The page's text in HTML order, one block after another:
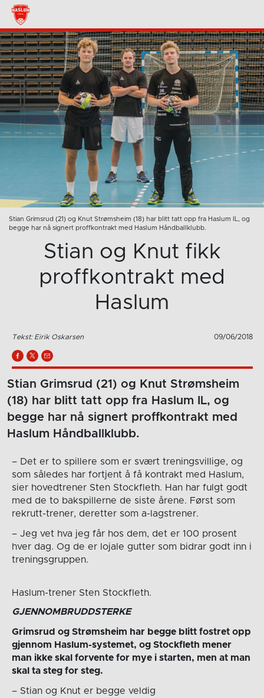
Stian Grimsrud (21) og Knut Strømsheim (18) har blitt tatt opp fra Haslum IL, og
begge har nå signert proffkontrakt med Haslum Håndballklubb.
Stian og Knut fikk
proffkontrakt med
Haslum
Tekst: Eirik Oskarsen 09/06/2018
Stian Grimsrud (21) og Knut Strømsheim
(18) har blitt tatt opp fra Haslum IL, og
begge har nå signert proffkontrakt med
Haslum Håndballklubb.
– Det er to spillere som er svært treningsvillige, og
som således har fortjent å få kontrakt med Haslum,
sier hovedtrener Sten Stockfleth. Han har fulgt godt
med de to bakspillerne de siste årene. Først som
rekrutt-trener, deretter som a-lagstrener.
– Jeg vet hva jeg får hos dem, det er 100 prosent
hver dag. Og de er lojale gutter som bidrar godt inn i
treningsgruppen.
Haslum-trener Sten Stockfleth.
GJENNOMBRUDDSTERKE
Grimsrud og Strømsheim har begge blitt fostret opp
gjennom Haslum-systemet, og Stockfleth mener
man ikke skal forvente for mye i starten, men at man
skal ta steg for steg.
– Stian og Knut er begge veldig